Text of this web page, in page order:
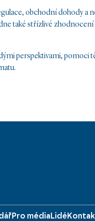
obchodní dohody
také střízlivé
perspektivami, pomoci
Pro médiaLidé